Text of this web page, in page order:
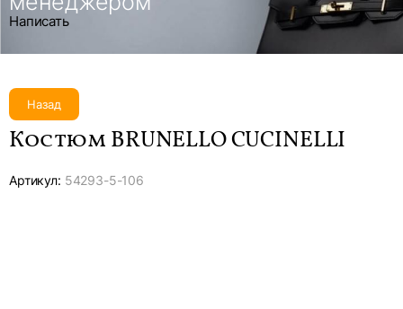
Написать
Назад
Костюм BRUNELLO CUCINELLI
Артикул: 54293-5-106